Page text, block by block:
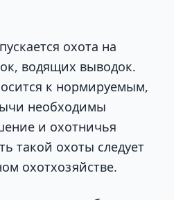
охота на
водящих выводок.
к нормируемым,
необходимы
и охотничья
такой охоты следует
охотхозяйстве.